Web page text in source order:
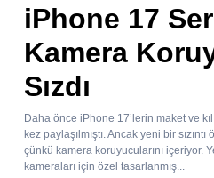
iPhone 17
Kamera
Sızdı
Daha önce iPhone 17’lerin maket ve
kez paylaşılmıştı. Ancak yeni bir
çünkü kamera koruyucularını içeriyor.
kameraları için özel tasarlanmış...